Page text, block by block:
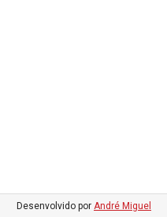
Desenvolvido por André Miguel